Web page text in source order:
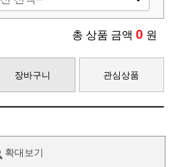
총 상품 금액 0 원
장바구니 관심상품
확대보기